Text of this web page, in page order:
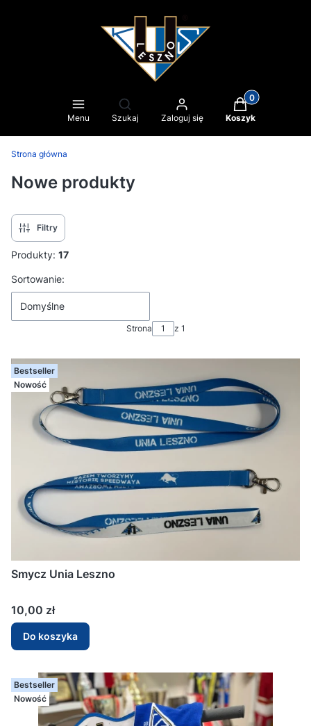
Menu
Otwórz wyszukiwarkę
Szukaj Zaloguj się
Produkty w
Koszyk
Strona główna
Nowe produkty
Filtry
Produkty: 17
Lista produktów
Sortowanie:
Domyślne
Strona z 1
Bestseller
Nowość
Smycz Unia Leszno
Cena
10,00 zł
Do koszyka
Bestseller
Nowość